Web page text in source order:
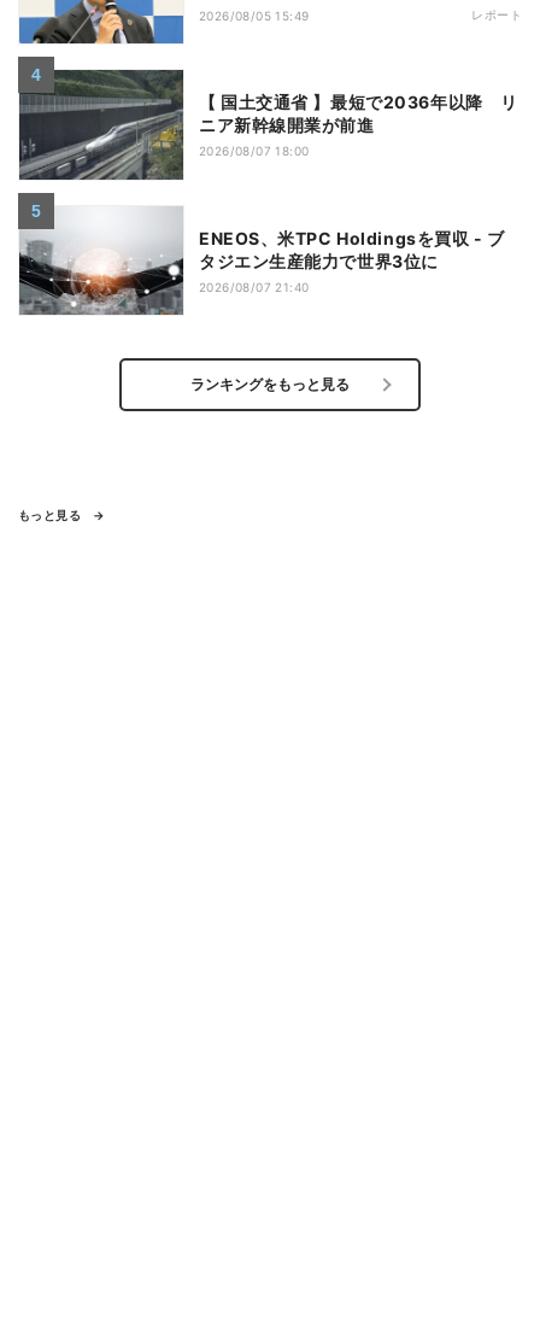
2026/08/05 15:49 レポート
【 国土交通省 】最短で2036年以降 リ
ニア新幹線開業が前進
2026/08/07 18:00
ENEOS、米TPC Holdingsを買収 - ブ
タジエン生産能力で世界3位に
2026/08/07 21:40
ランキングをもっと見る
もっと見る